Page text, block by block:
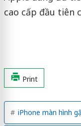
cao cấp đầu tiên
Print
iPhone màn hình